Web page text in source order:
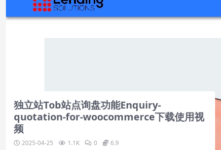
独立站Tob站点询盘功能Enquiry-
quotation-for-woocommerce下载使用视
频
2025-04-25 1.1K 0 6.9